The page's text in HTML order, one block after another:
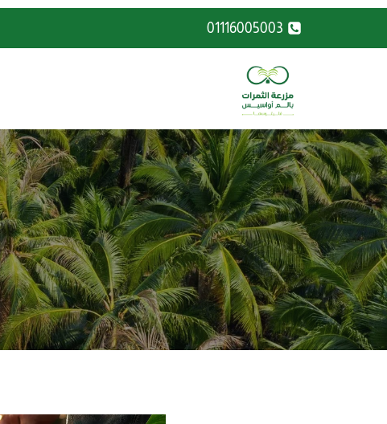
التجاوز
01116005003